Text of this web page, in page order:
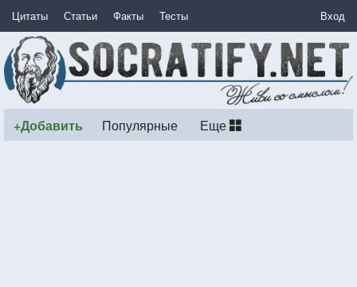
Цитаты Статьи Факты Тесты Вход
+Добавить Популярные Еще